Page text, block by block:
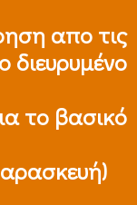
απο τις
διευρυμένο
το βασικό